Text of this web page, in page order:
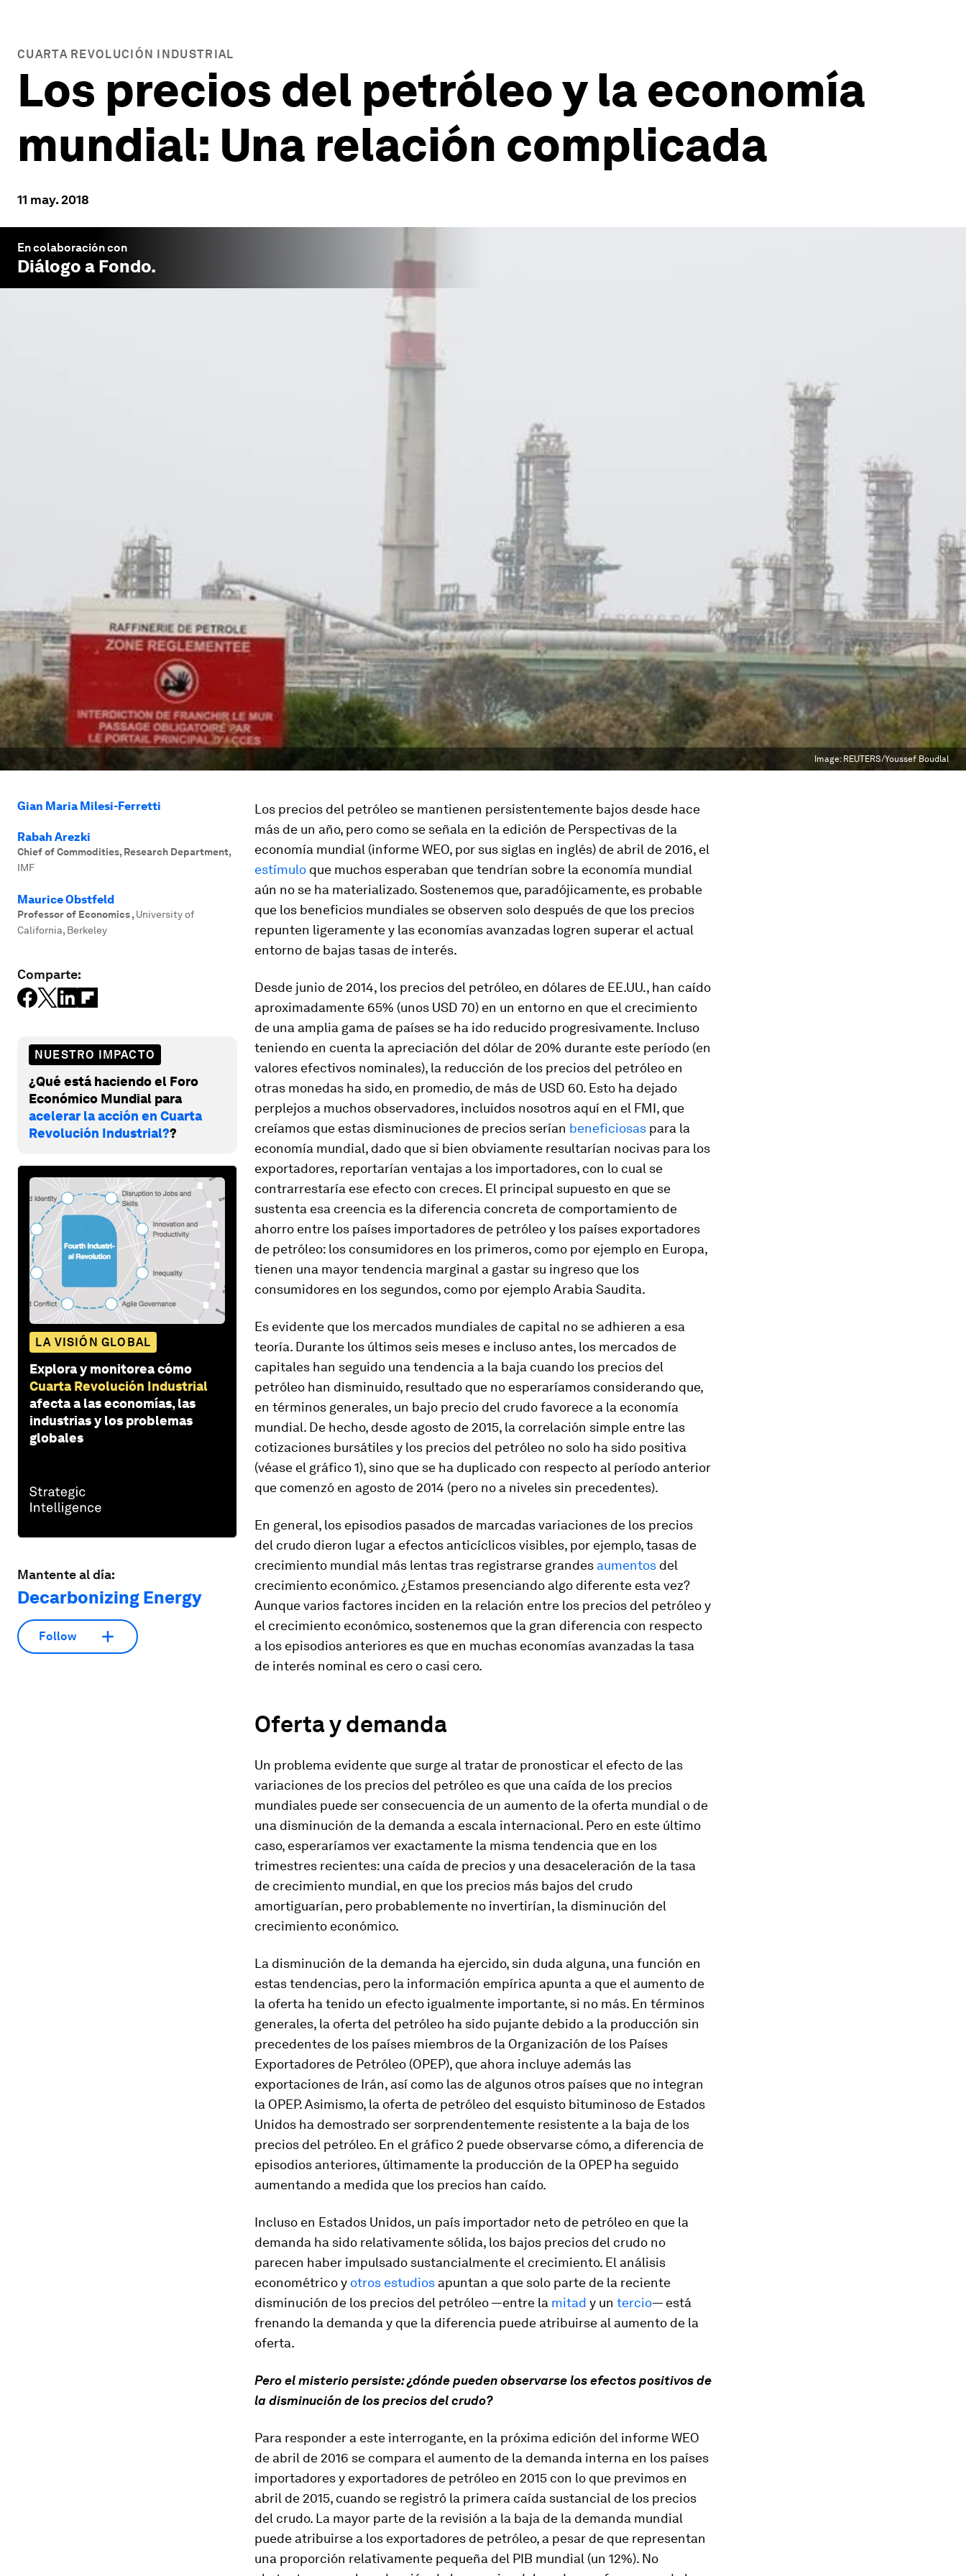
CUARTA REVOLUCIÓN INDUSTRIAL
Los precios del petróleo y la economía
mundial: Una relación complicada
11 may. 2018
En colaboración con
Diálogo a Fondo.
Image: REUTERS/Youssef Boudlal
Gian Maria Milesi-Ferretti
Rabah Arezki
Chief of Commodities, Research Department,
IMF
Maurice Obstfeld
Professor of Economics, University of
California, Berkeley
Comparte:
NUESTRO IMPACTO
¿Qué está haciendo el Foro
Económico Mundial para
acelerar la acción en Cuarta
Revolución Industrial??
LA VISIÓN GLOBAL
Explora y monitorea cómo
Cuarta Revolución Industrial
afecta a las economías, las
industrias y los problemas
globales
Mantente al día:
Decarbonizing Energy
Follow
Los precios del petróleo se mantienen persistentemente bajos desde hace
más de un año, pero como se señala en la edición de Perspectivas de la
economía mundial (informe WEO, por sus siglas en inglés) de abril de 2016, el
estímulo que muchos esperaban que tendrían sobre la economía mundial
aún no se ha materializado. Sostenemos que, paradójicamente, es probable
que los beneficios mundiales se observen solo después de que los precios
repunten ligeramente y las economías avanzadas logren superar el actual
entorno de bajas tasas de interés.
Desde junio de 2014, los precios del petróleo, en dólares de EE.UU., han caído
aproximadamente 65% (unos USD 70) en un entorno en que el crecimiento
de una amplia gama de países se ha ido reducido progresivamente. Incluso
teniendo en cuenta la apreciación del dólar de 20% durante este período (en
valores efectivos nominales), la reducción de los precios del petróleo en
otras monedas ha sido, en promedio, de más de USD 60. Esto ha dejado
perplejos a muchos observadores, incluidos nosotros aquí en el FMI, que
creíamos que estas disminuciones de precios serían beneficiosas para la
economía mundial, dado que si bien obviamente resultarían nocivas para los
exportadores, reportarían ventajas a los importadores, con lo cual se
contrarrestaría ese efecto con creces. El principal supuesto en que se
sustenta esa creencia es la diferencia concreta de comportamiento de
ahorro entre los países importadores de petróleo y los países exportadores
de petróleo: los consumidores en los primeros, como por ejemplo en Europa,
tienen una mayor tendencia marginal a gastar su ingreso que los
consumidores en los segundos, como por ejemplo Arabia Saudita.
Es evidente que los mercados mundiales de capital no se adhieren a esa
teoría. Durante los últimos seis meses e incluso antes, los mercados de
capitales han seguido una tendencia a la baja cuando los precios del
petróleo han disminuido, resultado que no esperaríamos considerando que,
en términos generales, un bajo precio del crudo favorece a la economía
mundial. De hecho, desde agosto de 2015, la correlación simple entre las
cotizaciones bursátiles y los precios del petróleo no solo ha sido positiva
(véase el gráfico 1), sino que se ha duplicado con respecto al período anterior
que comenzó en agosto de 2014 (pero no a niveles sin precedentes).
En general, los episodios pasados de marcadas variaciones de los precios
del crudo dieron lugar a efectos anticíclicos visibles, por ejemplo, tasas de
crecimiento mundial más lentas tras registrarse grandes aumentos del
crecimiento económico. ¿Estamos presenciando algo diferente esta vez?
Aunque varios factores inciden en la relación entre los precios del petróleo y
el crecimiento económico, sostenemos que la gran diferencia con respecto
a los episodios anteriores es que en muchas economías avanzadas la tasa
de interés nominal es cero o casi cero.
Oferta y demanda
Un problema evidente que surge al tratar de pronosticar el efecto de las
variaciones de los precios del petróleo es que una caída de los precios
mundiales puede ser consecuencia de un aumento de la oferta mundial o de
una disminución de la demanda a escala internacional. Pero en este último
caso, esperaríamos ver exactamente la misma tendencia que en los
trimestres recientes: una caída de precios y una desaceleración de la tasa
de crecimiento mundial, en que los precios más bajos del crudo
amortiguarían, pero probablemente no invertirían, la disminución del
crecimiento económico.
La disminución de la demanda ha ejercido, sin duda alguna, una función en
estas tendencias, pero la información empírica apunta a que el aumento de
la oferta ha tenido un efecto igualmente importante, si no más. En términos
generales, la oferta del petróleo ha sido pujante debido a la producción sin
precedentes de los países miembros de la Organización de los Países
Exportadores de Petróleo (OPEP), que ahora incluye además las
exportaciones de Irán, así como las de algunos otros países que no integran
la OPEP. Asimismo, la oferta de petróleo del esquisto bituminoso de Estados
Unidos ha demostrado ser sorprendentemente resistente a la baja de los
precios del petróleo. En el gráfico 2 puede observarse cómo, a diferencia de
episodios anteriores, últimamente la producción de la OPEP ha seguido
aumentando a medida que los precios han caído.
Incluso en Estados Unidos, un país importador neto de petróleo en que la
demanda ha sido relativamente sólida, los bajos precios del crudo no
parecen haber impulsado sustancialmente el crecimiento. El análisis
econométrico y otros estudios apuntan a que solo parte de la reciente
disminución de los precios del petróleo —entre la mitad y un tercio— está
frenando la demanda y que la diferencia puede atribuirse al aumento de la
oferta.
Pero el misterio persiste: ¿dónde pueden observarse los efectos positivos de
la disminución de los precios del crudo?
Para responder a este interrogante, en la próxima edición del informe WEO
de abril de 2016 se compara el aumento de la demanda interna en los países
importadores y exportadores de petróleo en 2015 con lo que previmos en
abril de 2015, cuando se registró la primera caída sustancial de los precios
del crudo. La mayor parte de la revisión a la baja de la demanda mundial
puede atribuirse a los exportadores de petróleo, a pesar de que representan
una proporción relativamente pequeña del PIB mundial (un 12%). No